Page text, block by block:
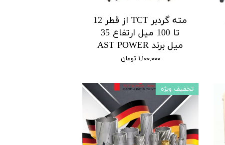
مته گردبر TCT از قطر 12
تا 100 میل ارتفاع 35
میل برند AST POWER
۱,۱۰۰,۰۰۰ تومان
تخفیف ویژه